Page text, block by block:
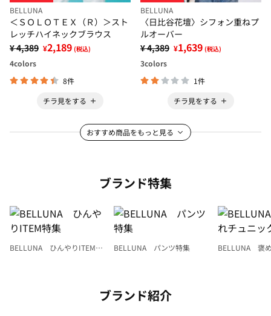
BELLUNA
＜ＳＯＬＯＴＥＸ（Ｒ）＞スト
レッチハイネックブラウス
¥ 4,389 ¥2,189 (税込)
4colors
8件
チラ見をする
BELLUNA
〈日比谷花壇〉シフォン重ねプ
ルオーバー
¥ 4,389 ¥1,639 (税込)
3colors
1件
チラ見をする
おすすめ商品をもっと見る
ブランド特集
BELLUNA ひんやりITEM特
BELLUNA パンツ特集
BELLUNA 褒
ブランド紹介